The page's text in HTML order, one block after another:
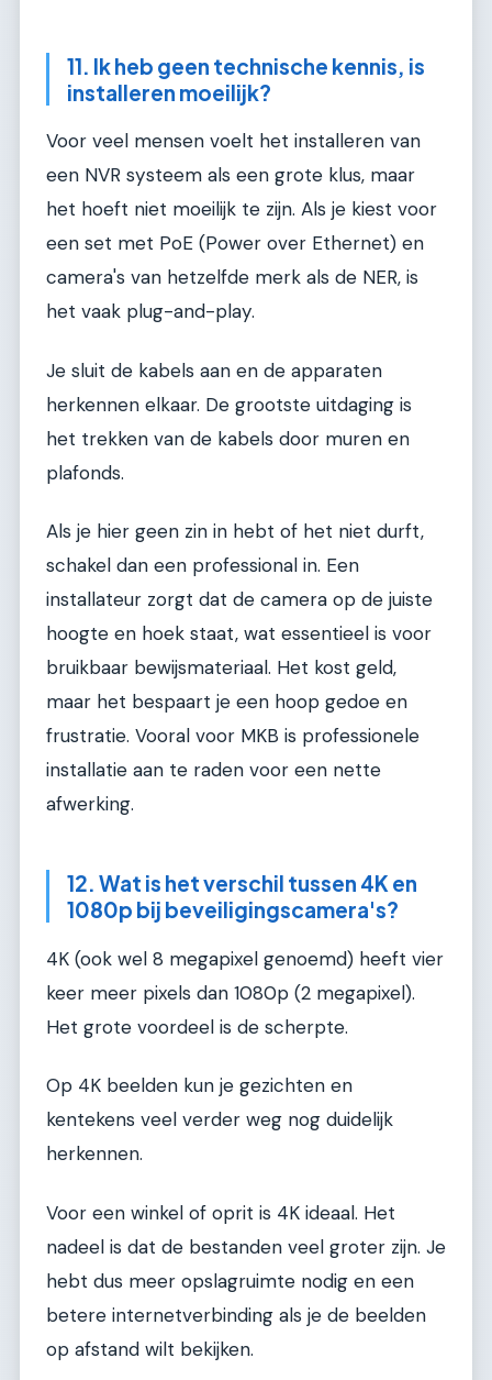
11. Ik heb geen technische kennis, is
installeren moeilijk?
Voor veel mensen voelt het installeren van
een NVR systeem als een grote klus, maar
het hoeft niet moeilijk te zijn. Als je kiest voor
een set met PoE (Power over Ethernet) en
camera's van hetzelfde merk als de NER, is
het vaak plug-and-play.
Je sluit de kabels aan en de apparaten
herkennen elkaar. De grootste uitdaging is
het trekken van de kabels door muren en
plafonds.
Als je hier geen zin in hebt of het niet durft,
schakel dan een professional in. Een
installateur zorgt dat de camera op de juiste
hoogte en hoek staat, wat essentieel is voor
bruikbaar bewijsmateriaal. Het kost geld,
maar het bespaart je een hoop gedoe en
frustratie. Vooral voor MKB is professionele
installatie aan te raden voor een nette
afwerking.
12. Wat is het verschil tussen 4K en
1080p bij beveiligingscamera's?
4K (ook wel 8 megapixel genoemd) heeft vier
keer meer pixels dan 1080p (2 megapixel).
Het grote voordeel is de scherpte.
Op 4K beelden kun je gezichten en
kentekens veel verder weg nog duidelijk
herkennen.
Voor een winkel of oprit is 4K ideaal. Het
nadeel is dat de bestanden veel groter zijn. Je
hebt dus meer opslagruimte nodig en een
betere internetverbinding als je de beelden
op afstand wilt bekijken.